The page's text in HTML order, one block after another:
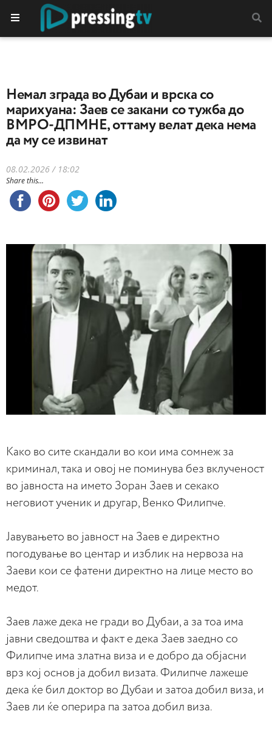
Немал зграда во Дубаи и врска со
марихуана: Заев се закани со тужба до
ВМРО-ДПМНЕ, оттаму велат дека нема
да му се извинат
08.02.2026 / 18:02
Share this...
Како во сите скандали во кои има сомнеж за
криминал, така и овој не поминува без вклученост
во јавноста на името Зоран Заев и секако
неговиот ученик и другар, Венко Филипче.
Јавувањето во јавност на Заев е директно
погодување во центар и изблик на нервоза на
Заеви кои се фатени директно на лице место во
медот.
Заев лаже дека не гради во Дубаи, а за тоа има
јавни сведоштва и факт е дека Заев заедно со
Филипче има златна виза и е добро да објасни
врз кој основ ја добил визата. Филипче лажеше
дека ќе бил доктор во Дубаи и затоа добил виза, и
Заев ли ќе оперира па затоа добил виза.